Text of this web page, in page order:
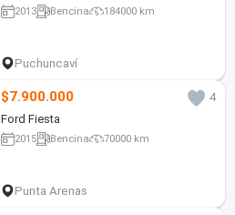
2013 Bencina 184000 km
Puchuncaví
$7.900.000
4
Ford Fiesta
2015 Bencina 70000 km
Punta Arenas